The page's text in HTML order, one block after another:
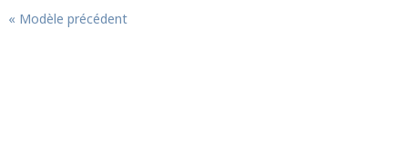
« Modèle précédent